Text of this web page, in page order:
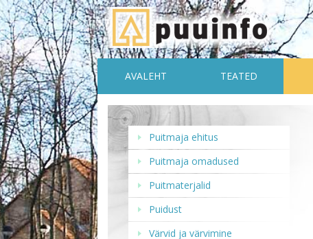
AVALEHT TEATED
Puitmaja ehitus
Puitmaja omadused
Puitmaterjalid
Puidust
Värvid ja värvimine